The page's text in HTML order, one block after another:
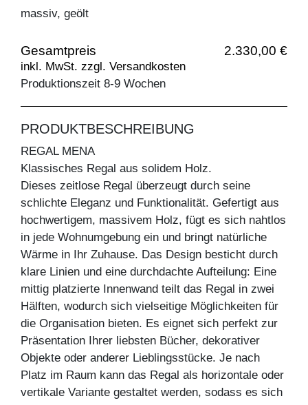
massiv, geölt
Gesamtpreis 2.330,00 €
inkl. MwSt. zzgl. Versandkosten
Produktionszeit 8-9 Wochen
PRODUKTBESCHREIBUNG
REGAL MENA
Klassisches Regal aus solidem Holz.
Dieses zeitlose Regal überzeugt durch seine
schlichte Eleganz und Funktionalität. Gefertigt aus
hochwertigem, massivem Holz, fügt es sich nahtlos
in jede Wohnumgebung ein und bringt natürliche
Wärme in Ihr Zuhause. Das Design besticht durch
klare Linien und eine durchdachte Aufteilung: Eine
mittig platzierte Innenwand teilt das Regal in zwei
Hälften, wodurch sich vielseitige Möglichkeiten für
die Organisation bieten. Es eignet sich perfekt zur
Präsentation Ihrer liebsten Bücher, dekorativer
Objekte oder anderer Lieblingsstücke. Je nach
Platz im Raum kann das Regal als horizontale oder
vertikale Variante gestaltet werden, sodass es sich